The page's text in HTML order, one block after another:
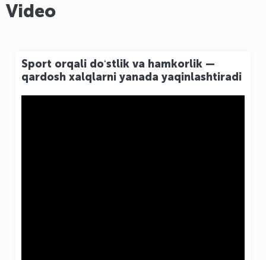
Video
Sport orqali doʻstlik va hamkorlik —
qardosh xalqlarni yanada yaqinlashtiradi